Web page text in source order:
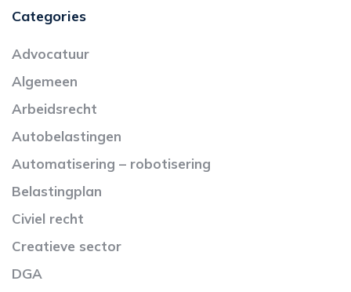
Categories
Advocatuur
Algemeen
Arbeidsrecht
Autobelastingen
Automatisering – robotisering
Belastingplan
Civiel recht
Creatieve sector
DGA